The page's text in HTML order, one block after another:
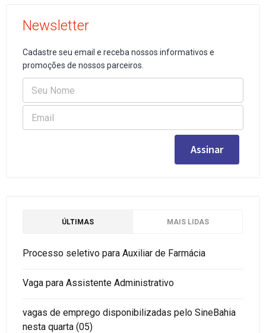
Newsletter
Cadastre seu email e receba nossos informativos e
promoções de nossos parceiros.
ÚLTIMAS MAIS LIDAS
Processo seletivo para Auxiliar de Farmácia
Vaga para Assistente Administrativo
vagas de emprego disponibilizadas pelo SineBahia
nesta quarta (05)